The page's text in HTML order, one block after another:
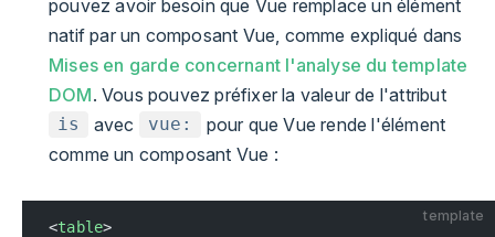
pouvez avoir besoin que Vue remplace un élément
natif par un composant Vue, comme expliqué dans
Mises en garde concernant l'analyse du template
DOM. Vous pouvez préfixer la valeur de l'attribut
is avec vue:
pour que Vue rende l'élément
comme un composant Vue :
template
<table>